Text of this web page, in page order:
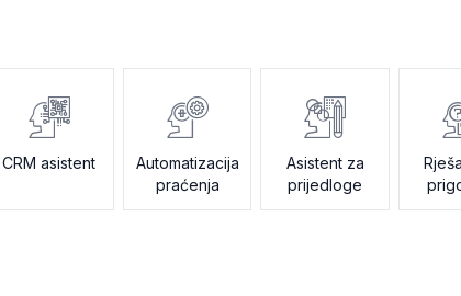
CRM asistent
Automatizacija
praćenja
Asistent za
prijedloge